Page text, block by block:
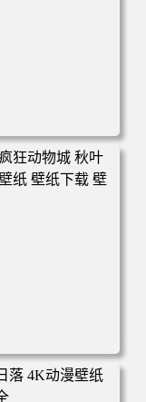
》4k壁纸 3840x2
物城 秋叶 秋天森
载 壁纸大全